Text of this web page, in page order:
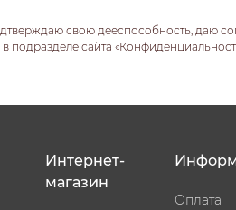
свою дееспособность, даю
подразделе сайта
Интернет-
магазин
Оплата